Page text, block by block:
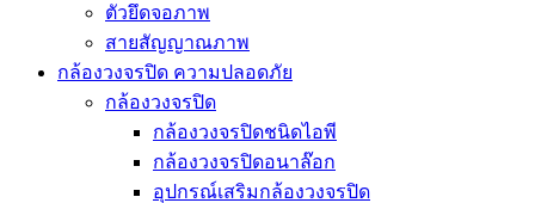
ตัวยึดจอภาพ
สายสัญญาณภาพ
กล้องวงจรปิด ความปลอดภัย
กล้องวงจรปิด
กล้องวงจรปิดชนิดไอพี
กล้องวงจรปิดอนาล๊อก
อุปกรณ์เสริมกล้องวงจรปิด